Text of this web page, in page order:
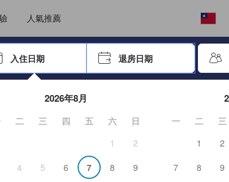
人氣推薦
選擇
入住日期 退房日期
鍵開始在日期選擇器中查看。使用方向鍵瀏覽入住和退房
2026年8月
二 三 四 五 六
日
1
2
4 5 6 7 8
9
一 二 三
1
2
7
8 9
正的住宿評鑑，確保資訊的可靠性、可信度以及真實